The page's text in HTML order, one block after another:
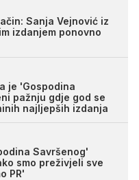
Sanja Vejnović iz
izdanjem ponovno
je 'Gospodina
pažnju gdje god se
najljepših izdanja
Savršenog'
smo preživjeli sve
PR'